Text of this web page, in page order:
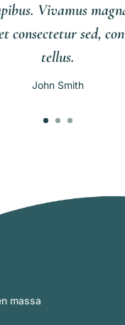
Vivamus
consectetur sed,
tellus.
John Smith
massa